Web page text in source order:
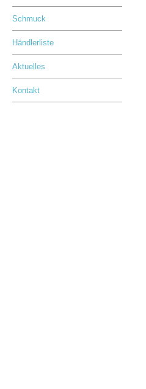
Schmuck
Händlerliste
Aktuelles
Kontakt